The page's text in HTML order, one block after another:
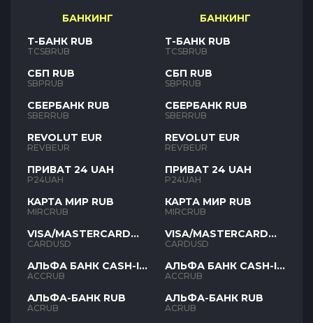
БАНКИНГ
Т-БАНК RUB
TCSBRUB
СБП RUB
SBPRUB
СБЕРБАНК RUB
SBERRUB
REVOLUT EUR
REVBEUR
ПРИВАТ 24 UAH
P24UAH
КАРТА МИР RUB
MIRCRUB
VISA/MASTERCARD
USD
CARDUSD
АЛЬФА БАНК CASH-IN
RUB
ACCRUB
АЛЬФА-БАНК RUB
ACRUB
БАНКИНГ
Т-БАНК RUB
TCSBRUB
СБП RUB
SBPRUB
СБЕРБАНК RUB
SBERRUB
REVOLUT EUR
REVBEUR
ПРИВАТ 24 UAH
P24UAH
КАРТА МИР RUB
MIRCRUB
VISA/MASTERCARD
USD
CARDUSD
АЛЬФА БАНК CASH-IN
RUB
ACCRUB
АЛЬФА-БАНК RUB
ACRUB